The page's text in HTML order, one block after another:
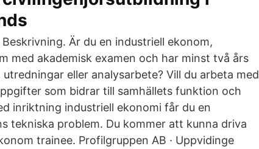
Är du en industriell ekonom,
med akademisk examen och har minst två års
eller analysarbete? Vill du arbeta med
som bidrar till samhällets funktion och
inriktning industriell ekonomi får du en
tekniska problem. Du kommer att kunna driva
trainee. Profilgruppen AB · Uppvidinge